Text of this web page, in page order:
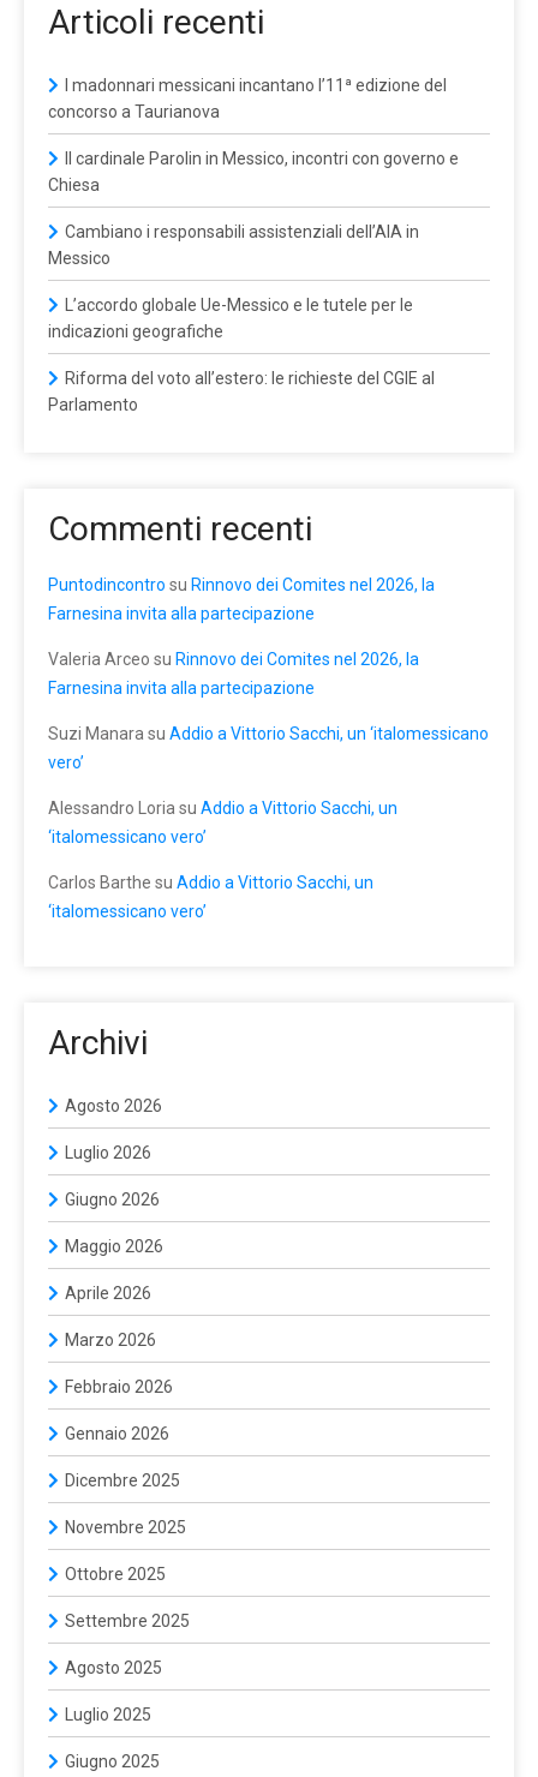
Articoli recenti
I madonnari messicani incantano l’11ª edizione del
concorso a Taurianova
Il cardinale Parolin in Messico, incontri con governo e
Chiesa
Cambiano i responsabili assistenziali dell’AIA in
Messico
L’accordo globale Ue-Messico e le tutele per le
indicazioni geografiche
Riforma del voto all’estero: le richieste del CGIE al
Parlamento
Commenti recenti
Puntodincontro su Rinnovo dei Comites nel 2026, la
Farnesina invita alla partecipazione
Valeria Arceo su Rinnovo dei Comites nel 2026, la
Farnesina invita alla partecipazione
Suzi Manara su Addio a Vittorio Sacchi, un ‘italomessicano
vero’
Alessandro Loria su Addio a Vittorio Sacchi, un
‘italomessicano vero’
Carlos Barthe su Addio a Vittorio Sacchi, un
‘italomessicano vero’
Archivi
Agosto 2026
Luglio 2026
Giugno 2026
Maggio 2026
Aprile 2026
Marzo 2026
Febbraio 2026
Gennaio 2026
Dicembre 2025
Novembre 2025
Ottobre 2025
Settembre 2025
Agosto 2025
Luglio 2025
Giugno 2025